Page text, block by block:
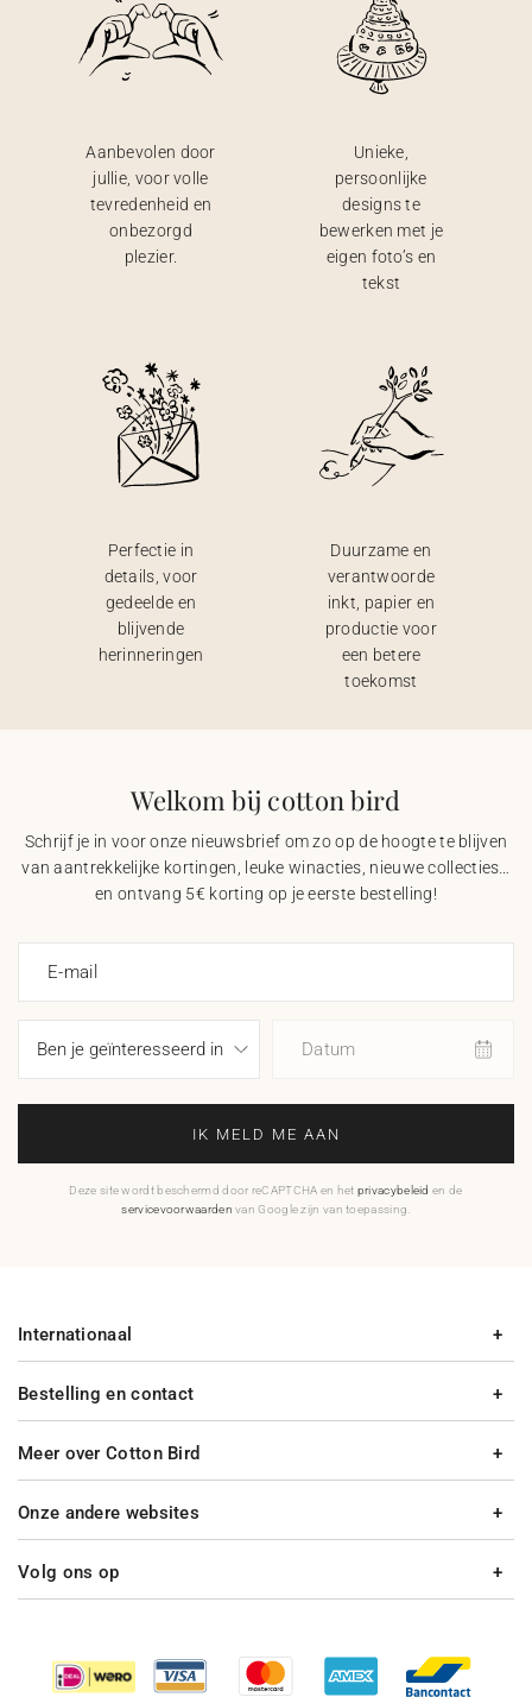
Aanbevolen door
jullie, voor volle
tevredenheid en
onbezorgd
plezier.
Unieke,
persoonlijke
designs te
bewerken met je
eigen foto’s en
tekst
Perfectie in
details, voor
gedeelde en
blijvende
herinneringen
Duurzame en
verantwoorde
inkt, papier en
productie voor
een betere
toekomst
Welkom bij cotton bird
Schrijf je in voor onze nieuwsbrief om zo op de hoogte te blijven
van aantrekkelijke kortingen, leuke winacties, nieuwe collecties…
en ontvang 5€ korting op je eerste bestelling!
E-mail
Datum
IK MELD ME AAN
Deze site wordt beschermd door reCAPTCHA en het privacybeleid en de
servicevoorwaarden van Google zijn van toepassing.
Bestelling en contact
Meer over Cotton Bird
Internationaal
Onze andere websites
Volg ons op